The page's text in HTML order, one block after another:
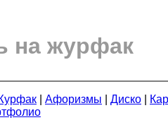
на журфак
Афоризмы Диско